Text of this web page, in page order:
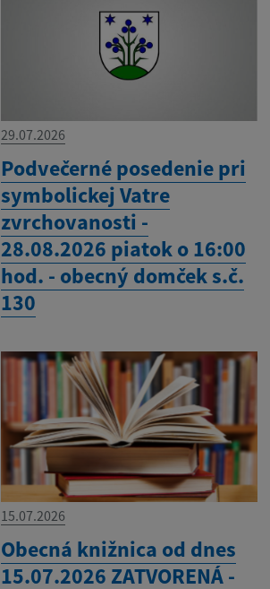
29.07.2026
Podvečerné posedenie pri
symbolickej Vatre
zvrchovanosti -
28.08.2026 piatok o 16:00
hod. - obecný domček s.č.
130
15.07.2026
Obecná knižnica od dnes
15.07.2026 ZATVORENÁ -